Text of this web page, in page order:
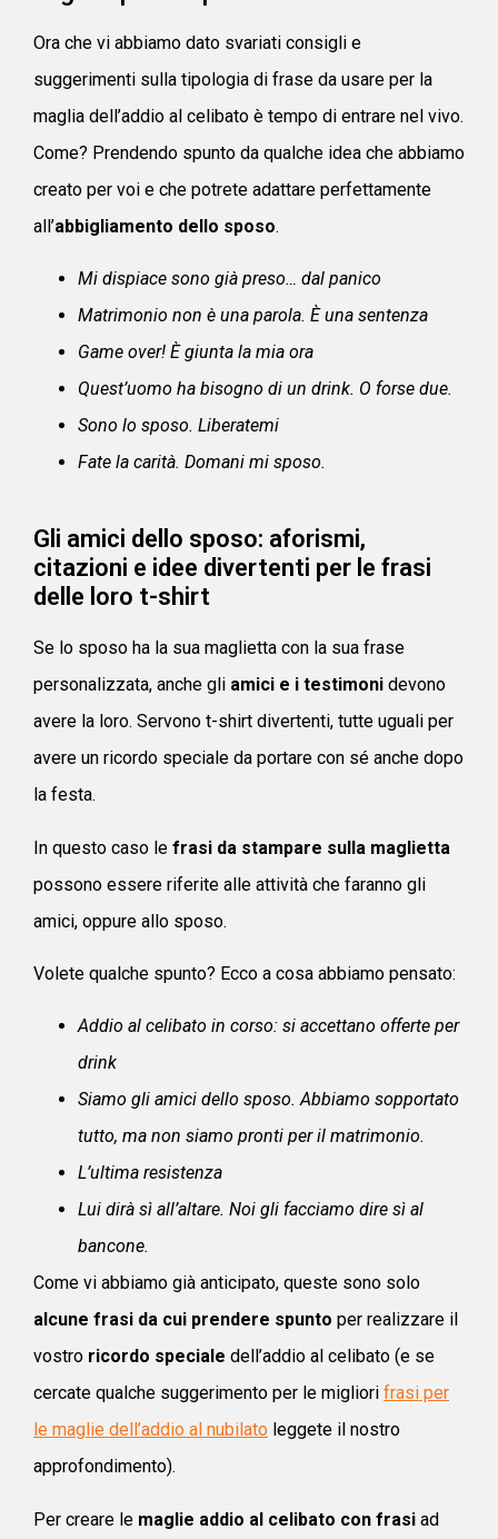
Ora che vi abbiamo dato svariati consigli e
suggerimenti sulla tipologia di frase da usare per la
maglia dell’addio al celibato è tempo di entrare nel vivo.
Come? Prendendo spunto da qualche idea che abbiamo
creato per voi e che potrete adattare perfettamente
all’abbigliamento dello sposo.
Mi dispiace sono già preso… dal panico
Matrimonio non è una parola. È una sentenza
Game over! È giunta la mia ora
Quest’uomo ha bisogno di un drink. O forse due.
Sono lo sposo. Liberatemi
Fate la carità. Domani mi sposo.
Gli amici dello sposo: aforismi,
citazioni e idee divertenti per le frasi
delle loro t-shirt
Se lo sposo ha la sua maglietta con la sua frase
personalizzata, anche gli amici e i testimoni devono
avere la loro. Servono t-shirt divertenti, tutte uguali per
avere un ricordo speciale da portare con sé anche dopo
la festa.
In questo caso le frasi da stampare sulla maglietta
possono essere riferite alle attività che faranno gli
amici, oppure allo sposo.
Volete qualche spunto? Ecco a cosa abbiamo pensato:
Addio al celibato in corso: si accettano offerte per
drink
Siamo gli amici dello sposo. Abbiamo sopportato
tutto, ma non siamo pronti per il matrimonio.
L’ultima resistenza
Lui dirà sì all’altare. Noi gli facciamo dire sì al
bancone.
Come vi abbiamo già anticipato, queste sono solo
alcune frasi da cui prendere spunto per realizzare il
vostro ricordo speciale dell’addio al celibato (e se
cercate qualche suggerimento per le migliori frasi per
le maglie dell’addio al nubilato leggete il nostro
approfondimento).
Per creare le maglie addio al celibato con frasi ad